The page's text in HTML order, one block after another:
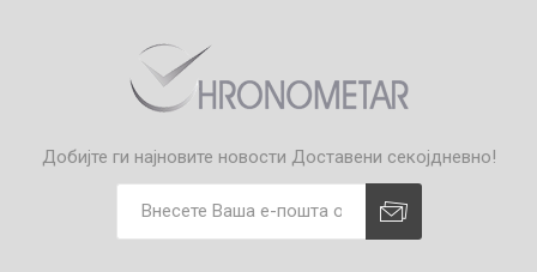
Добијте ги најновите новости Доставени секојдневно!